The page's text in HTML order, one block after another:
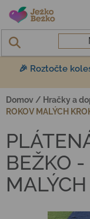
Prejsť na obsah
🎉 Roztočte
Domov / Hračky a
ROKOV MALÝCH
BEŽKO